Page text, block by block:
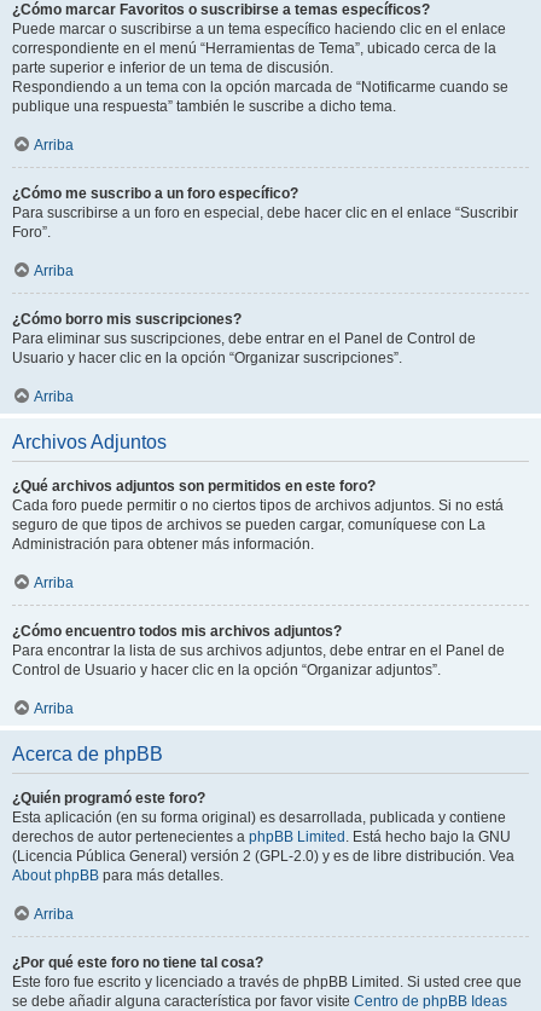
¿Cómo marcar Favoritos o suscribirse a temas específicos?
Puede marcar o suscribirse a un tema específico haciendo clic en el enlace
correspondiente en el menú “Herramientas de Tema”, ubicado cerca de la
parte superior e inferior de un tema de discusión.
Respondiendo a un tema con la opción marcada de “Notificarme cuando se
publique una respuesta” también le suscribe a dicho tema.
Arriba
¿Cómo me suscribo a un foro específico?
Para suscribirse a un foro en especial, debe hacer clic en el enlace “Suscribir
Foro”.
Arriba
¿Cómo borro mis suscripciones?
Para eliminar sus suscripciones, debe entrar en el Panel de Control de
Usuario y hacer clic en la opción “Organizar suscripciones”.
Arriba
Archivos Adjuntos
¿Qué archivos adjuntos son permitidos en este foro?
Cada foro puede permitir o no ciertos tipos de archivos adjuntos. Si no está
seguro de que tipos de archivos se pueden cargar, comuníquese con La
Administración para obtener más información.
Arriba
¿Cómo encuentro todos mis archivos adjuntos?
Para encontrar la lista de sus archivos adjuntos, debe entrar en el Panel de
Control de Usuario y hacer clic en la opción “Organizar adjuntos”.
Arriba
Acerca de phpBB
¿Quién programó este foro?
Esta aplicación (en su forma original) es desarrollada, publicada y contiene
derechos de autor pertenecientes a phpBB Limited . Está hecho bajo la GNU
(Licencia Pública General) versión 2 (GPL-2.0) y es de libre distribución. Vea
About phpBB para más detalles.
Arriba
¿Por qué este foro no tiene tal cosa?
Este foro fue escrito y licenciado a través de phpBB Limited. Si usted cree que
se debe añadir alguna característica por favor visite Centro de phpBB Ideas